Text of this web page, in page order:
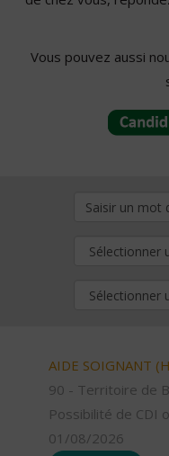
Vous pouvez aussi
AIDE SOIGNANT
90 - Territoire de
Possibilité de CDI
01/08/2026